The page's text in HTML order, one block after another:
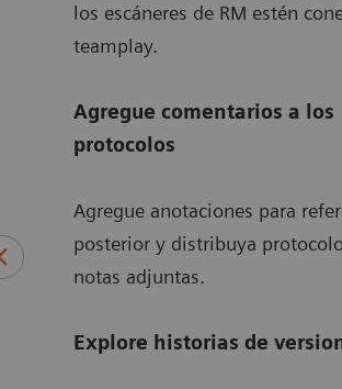
los escáneres de RM estén
teamplay.
Agregue comentarios a los
protocolos
Agregue anotaciones para
posterior y distribuya
notas adjuntas.
Explore historias de